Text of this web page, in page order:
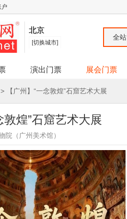
户
北京
[切换城市]
全站
演出门票 展会门票
> 【广州】“一念敦煌”石窟艺术大展
敦煌”石窟艺术大展
院（广州美术馆）